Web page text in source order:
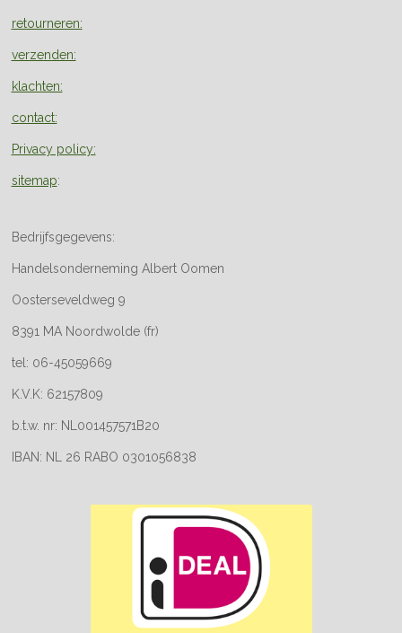
retourneren:
verzenden:
klachten:
contact:
Privacy policy:
sitemap:
Bedrijfsgegevens:
Handelsonderneming Albert Oomen
Oosterseveldweg 9
8391 MA Noordwolde (fr)
tel: 06-45059669
K.V.K: 62157809
b.t.w. nr: NL001457571B20
IBAN: NL 26 RABO 0301056838